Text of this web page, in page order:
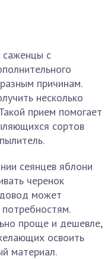
саженцы с
причинам.
несколько
прием помогает
сортов
сеянцев яблони
черенок
может
проще и дешевле,
освоить
материал.